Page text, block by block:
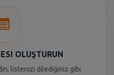
OLUŞTURUN
listenizi dilediğiniz gibi